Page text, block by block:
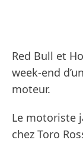
Red Bull et
week-end
moteur.
Le motoriste
chez Toro